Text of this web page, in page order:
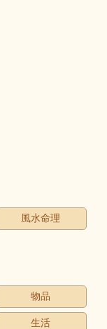
風水命理
物品
生活